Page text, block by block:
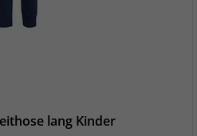
lang Kinder